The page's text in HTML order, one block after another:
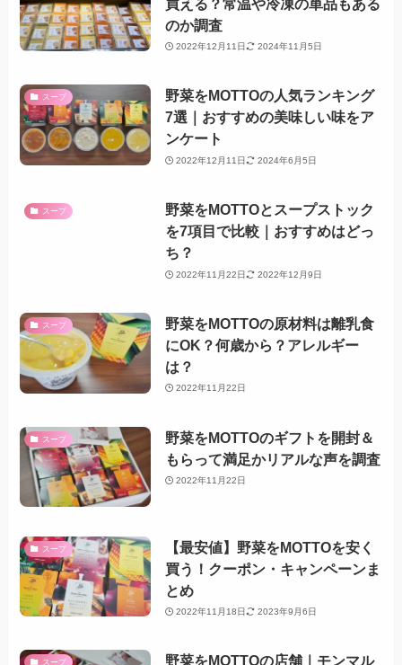
買える？常温や冷凍の単品もある
のか調査
2022年12月11日 2024年11月5日
スープ
野菜をMOTTOの人気ランキング
7選｜おすすめの美味しい味をア
ンケート
2022年12月11日 2024年6月5日
スープ
野菜をMOTTOとスープストック
を7項目で比較｜おすすめはどっ
ち？
2022年11月22日 2022年12月9日
スープ
野菜をMOTTOの原材料は離乳食
にOK？何歳から？アレルギー
は？
2022年11月22日
スープ
野菜をMOTTOのギフトを開封＆
もらって満足かリアルな声を調査
2022年11月22日
スープ
【最安値】野菜をMOTTOを安く
買う！クーポン・キャンペーンま
とめ
2022年11月18日 2023年9月6日
スープ
野菜をMOTTOの店舗｜モンマル